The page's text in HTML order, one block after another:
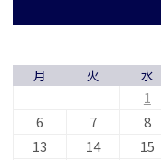
月 火 水
1
6
7 8
13
14 15